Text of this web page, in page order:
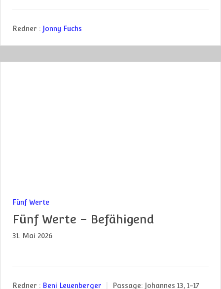
Redner : Jonny Fuchs
Fünf Werte
Fünf Werte – Befähigend
31. Mai 2026
Redner : Beni Leuenberger Passage: Johannes 13, 1-17